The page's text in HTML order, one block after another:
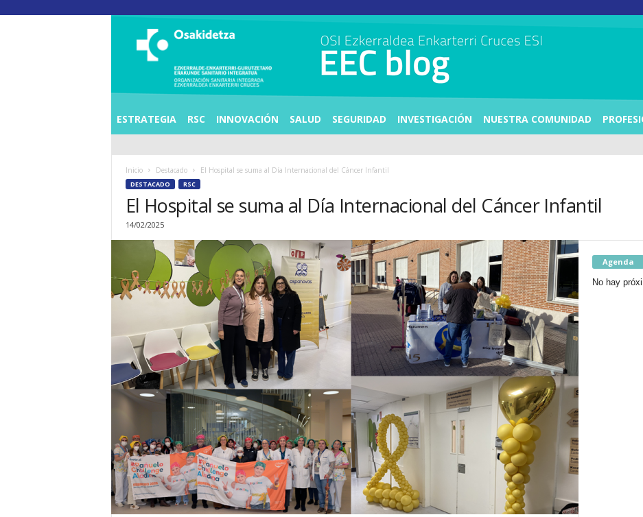
A
N
T
R
S
ESTRATEGIA RSC INNOVACIÓN SALUD SEGURIDAD INVESTIGACIÓN NUESTRA COMUNIDAD
Inicio Destacado El Hospital se suma al Día Internacional del Cáncer Infantil
DESTACADO RSC
El Hospital se suma al Día Internacional del Cáncer Infantil
14/02/2025
Agenda
No hay